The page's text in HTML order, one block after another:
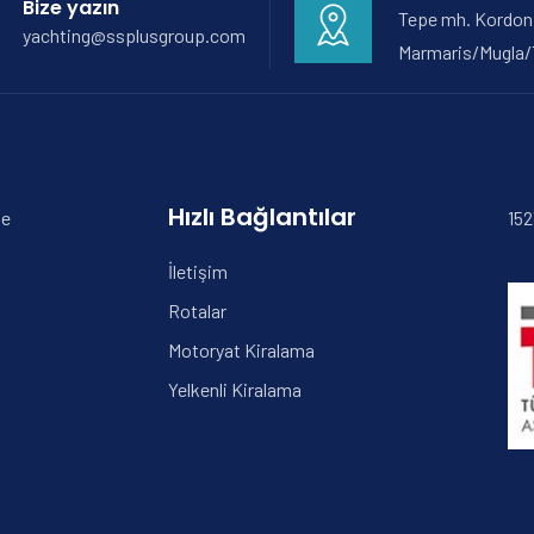
Bize yazın
yachting@ssplusgroup.com
Tepe mh.
Marmaris/
Hızlı Bağlantılar
İletişim
Rotalar
Motoryat Kiralama
Yelkenli Kiralama